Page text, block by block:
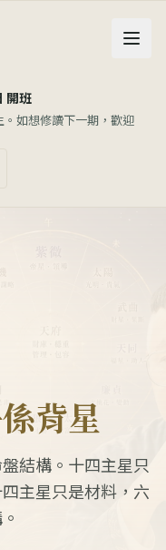
開班
如想修讀下一期，歡迎
背星
結構。十四主星只
主星只是材料，六